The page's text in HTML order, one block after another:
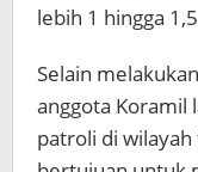
lebih 1 hingga
Selain
anggota Koramil
patroli di